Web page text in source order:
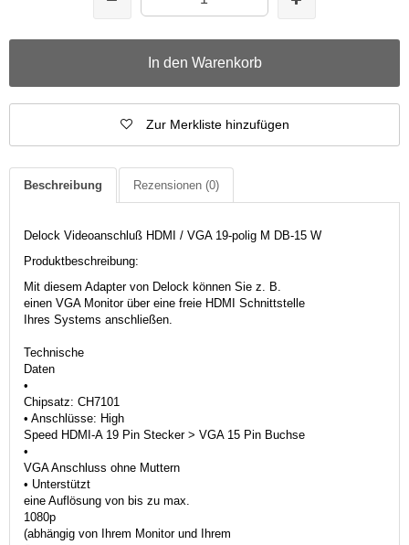
In den Warenkorb
Zur Merkliste hinzufügen
Beschreibung Rezensionen (0)
Delock Videoanschluß HDMI / VGA 19-polig M DB-15 W
Produktbeschreibung:
Mit diesem Adapter von Delock können Sie z. B.
einen VGA Monitor über eine freie HDMI Schnittstelle
Ihres Systems anschließen.
Technische
Daten
•
Chipsatz: CH7101
• Anschlüsse: High
Speed HDMI-A 19 Pin Stecker > VGA 15 Pin Buchse
•
VGA Anschluss ohne Muttern
• Unterstützt
eine Auflösung von bis zu max.
1080p
(abhängig von Ihrem Monitor und Ihrem